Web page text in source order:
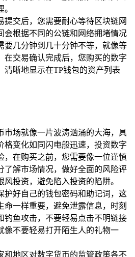
提交后，您需要耐心等待区块链网
会根据不同的公链和网络拥堵情况
要几分钟到几十分钟不等，就像等
在交易确认完成后，您购买的数字
清晰地显示在TP钱包的资产列表
市场就像一片波涛汹涌的大海，具
格变化如同闪电般迅速，投资数字
，在购买之前，您需要像一位谨慎
了解市场情况，做好全面的风险评
投资，避免陷入投资的陷阱。
护好自己的钱包密码和助记词，这
命一样重要，避免泄露信息，时刻
钓鱼攻击，不要轻易点击不明链接
像不要轻易打开陌生人的礼物一
和地区对数字货币的监管政策各不